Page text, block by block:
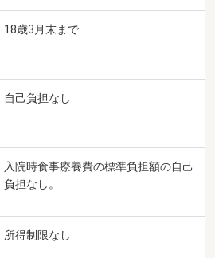
18歳3月末まで
自己負担なし
入院時食事療養費の標準負担額の自己
負担なし。
所得制限なし